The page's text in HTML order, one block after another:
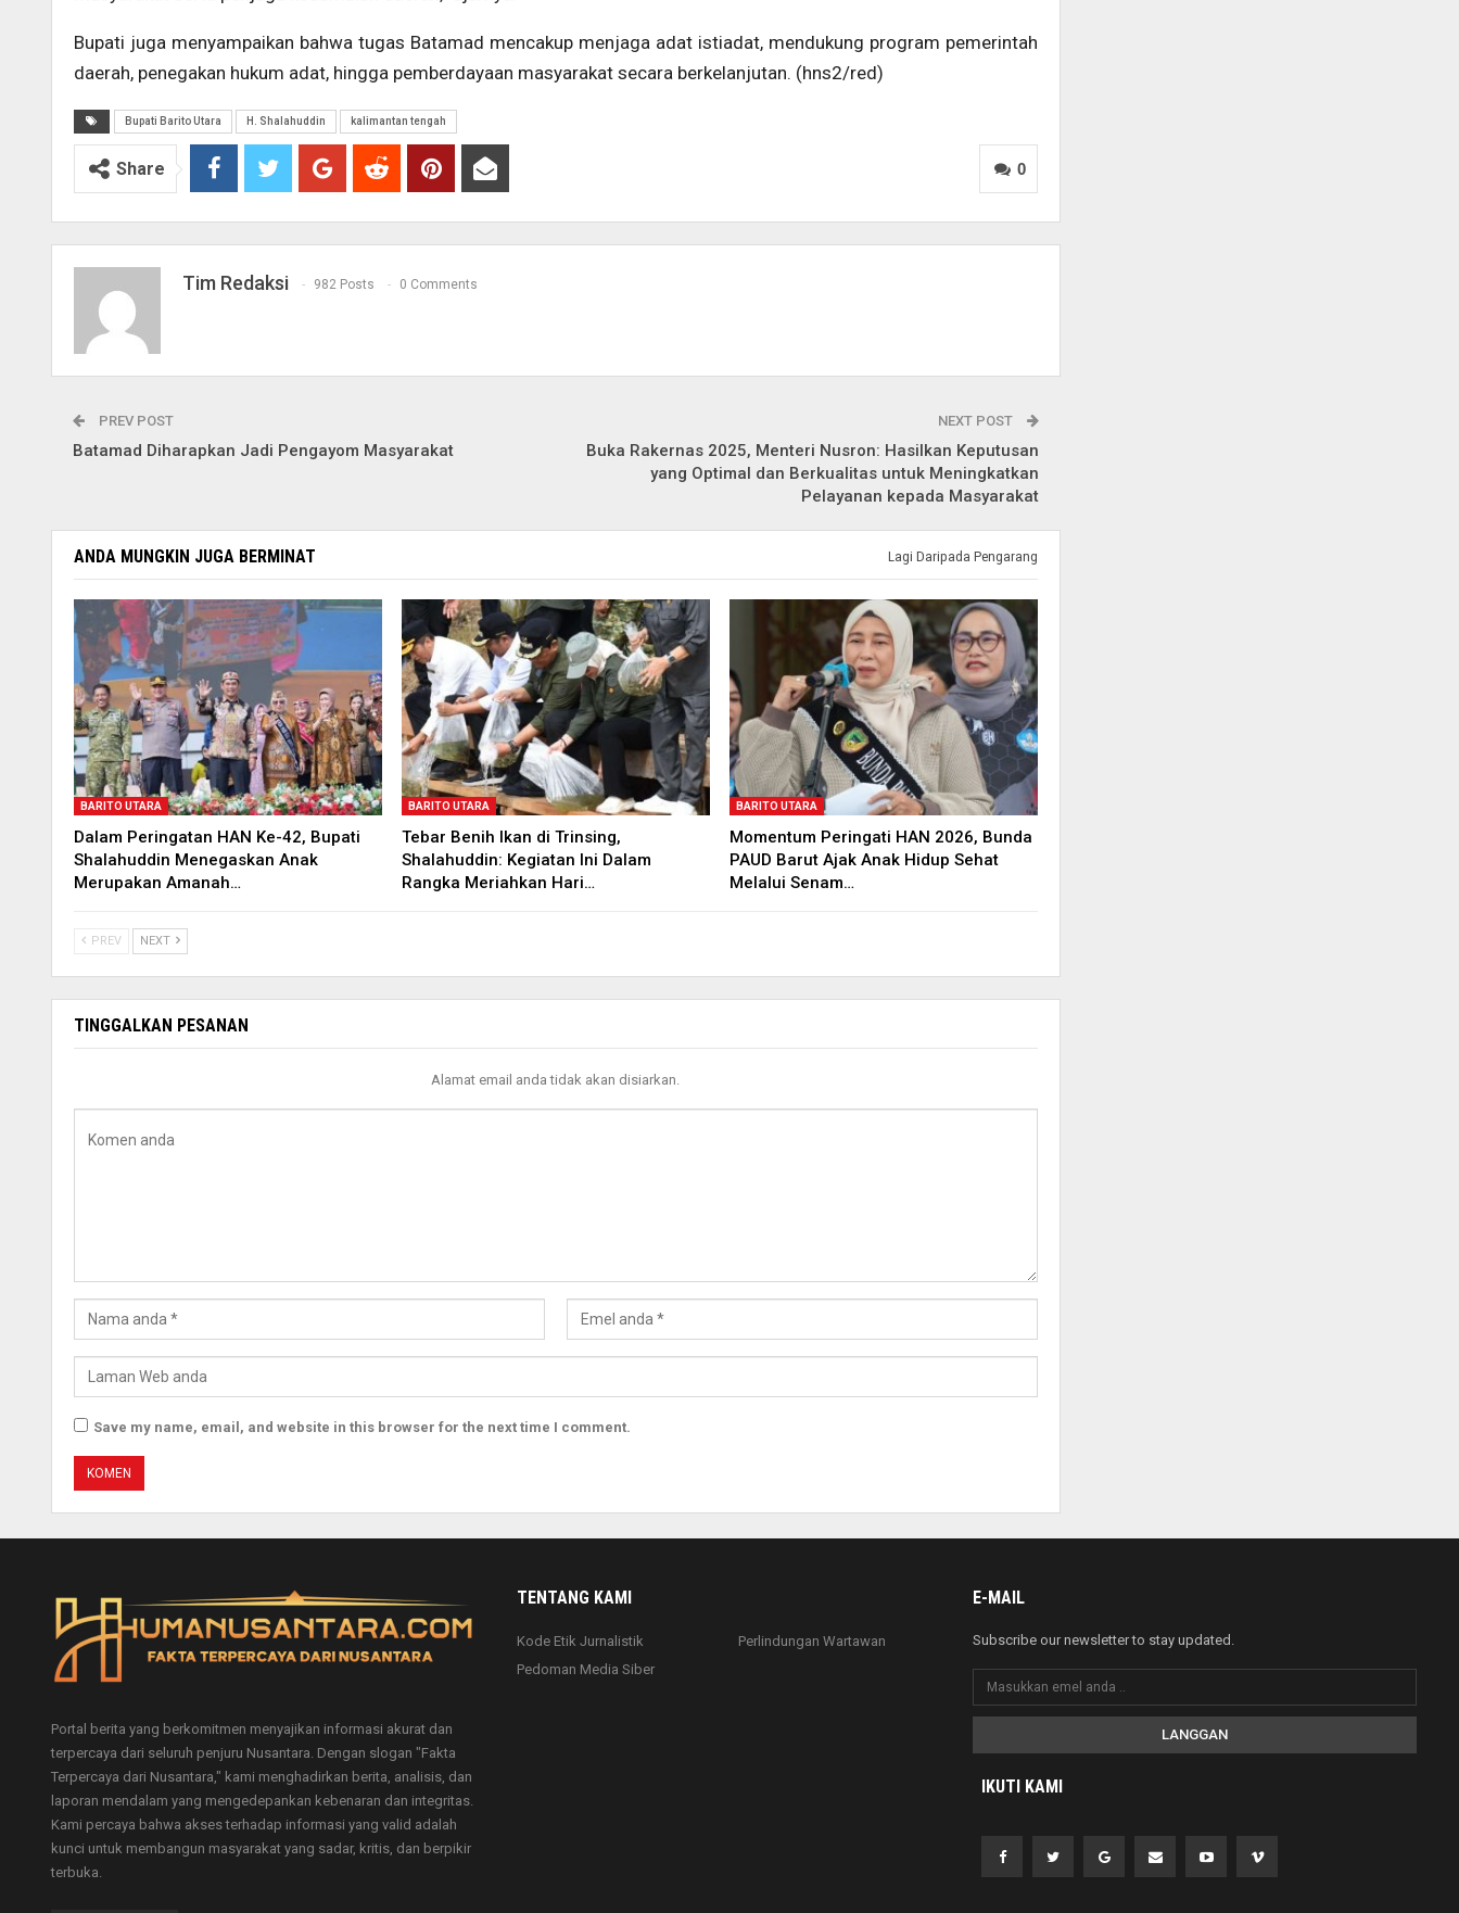
Bupati juga menyampaikan bahwa tugas Batamad mencakup menjaga adat istiadat, mendukung program pemerintah
daerah, penegakan hukum adat, hingga pemberdayaan masyarakat secara berkelanjutan. (hns2/red)
Bupati Barito Utara H. Shalahuddin kalimantan tengah
0
Share
Tim Redaksi 982 Posts 0 Comments
PREV POST
Batamad Diharapkan Jadi Pengayom Masyarakat
NEXT POST
Buka Rakernas 2025, Menteri Nusron: Hasilkan Keputusan
yang Optimal dan Berkualitas untuk Meningkatkan
Pelayanan kepada Masyarakat
ANDA MUNGKIN JUGA BERMINAT Lagi Daripada Pengarang
BARITO UTARA
Dalam Peringatan HAN Ke-42, Bupati
Shalahuddin Menegaskan Anak
Merupakan Amanah…
BARITO UTARA
Tebar Benih Ikan di Trinsing,
Shalahuddin: Kegiatan Ini Dalam
Rangka Meriahkan Hari…
BARITO UTARA
Momentum Peringati HAN 2026, Bunda
PAUD Barut Ajak Anak Hidup Sehat
Melalui Senam…
PREV NEXT
TINGGALKAN PESANAN
Alamat email anda tidak akan disiarkan.
Save my name, email, and website in this browser for the next time I comment.
Portal berita yang berkomitmen menyajikan informasi akurat dan
terpercaya dari seluruh penjuru Nusantara. Dengan slogan "Fakta
Terpercaya dari Nusantara," kami menghadirkan berita, analisis, dan
laporan mendalam yang mengedepankan kebenaran dan integritas.
Kami percaya bahwa akses terhadap informasi yang valid adalah
kunci untuk membangun masyarakat yang sadar, kritis, dan berpikir
terbuka.
TENTANG KAMI
Kode Etik Jurnalistik
Pedoman Media Siber
Perlindungan Wartawan
E-MAIL
Subscribe our newsletter to stay updated.
LANGGAN
IKUTI KAMI